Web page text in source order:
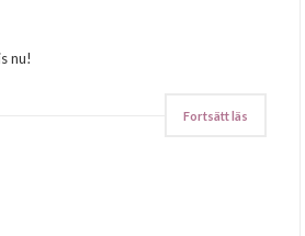
nu!
Fortsätt läs